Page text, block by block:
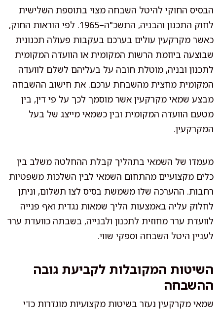
הבסיס החוקי להיטל השבחה מצוי בתוספת השלישית
לחוק התכנון והבניה, התשכ"ה–1965. לפי הוראות החוק,
כאשר מקרקעין עולים בערכם בעקבות פעולה תכנונית
שבוצעה ביוזמת הרשות המקומית או הוועדה המקומית
לתכנון ובניה, מוטלת חובה על בעליהם לשלם לוועדה
המקומית מחצית מהשבחת ערכם. את חישוב ההשבחה
מבצע שמאי מקרקעין אשר מוסמך לכך על פי דין, בין
מטעם הוועדה המקומית ובין כשמאי מייצג של בעל
המקרקעין.
מעמדו של השמאי בתהליך קבלת ההחלטה משלב בין
כלים מקצועיים מהתחום השמאי לבין השלכות משפטיות
רחבות. ההערכה שלו משמשת בסיס לצו תשלום, וניתן
לחלוק עליה באמצעות הליך שמאות נגדית ואף פנייה
לוועדת ערר מחוזית לתכנון ולבנייה, בשבתה כוועדת ערר
לעניין היטל השבחה וספקי שווי.
השיטות המקובלות לקביעת גובה
ההשבחה
שמאי מקרקעין נעזר בשיטות מקצועיות מוגדרות כדי